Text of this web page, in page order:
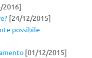
2016]
[24/12/2015]
possibile
[01/12/2015]